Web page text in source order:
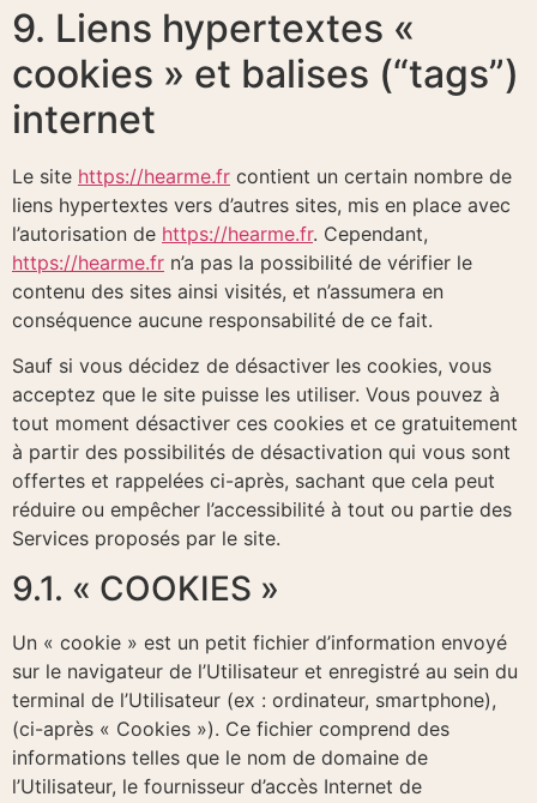
9. Liens hypertextes «
cookies » et balises (“tags”)
internet
Le site https://hearme.fr contient un certain nombre de
liens hypertextes vers d’autres sites, mis en place avec
l’autorisation de https://hearme.fr. Cependant,
https://hearme.fr n’a pas la possibilité de vérifier le
contenu des sites ainsi visités, et n’assumera en
conséquence aucune responsabilité de ce fait.
Sauf si vous décidez de désactiver les cookies, vous
acceptez que le site puisse les utiliser. Vous pouvez à
tout moment désactiver ces cookies et ce gratuitement
à partir des possibilités de désactivation qui vous sont
offertes et rappelées ci-après, sachant que cela peut
réduire ou empêcher l’accessibilité à tout ou partie des
Services proposés par le site.
9.1. « COOKIES »
Un « cookie » est un petit fichier d’information envoyé
sur le navigateur de l’Utilisateur et enregistré au sein du
terminal de l’Utilisateur (ex : ordinateur, smartphone),
(ci-après « Cookies »). Ce fichier comprend des
informations telles que le nom de domaine de
l’Utilisateur, le fournisseur d’accès Internet de